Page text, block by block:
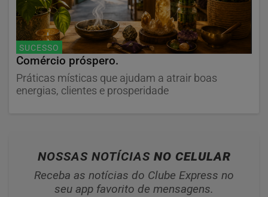
SUCESSO
Comércio próspero.
Práticas místicas que ajudam a atrair boas
energias, clientes e prosperidade
NOSSAS NOTÍCIAS NO CELULAR
Receba as notícias do Clube Express no
seu app favorito de mensagens.